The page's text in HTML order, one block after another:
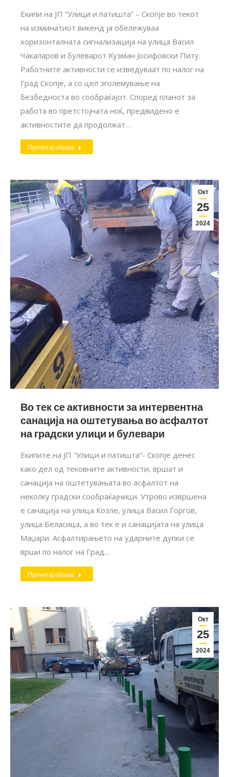
Екипи на ЈП “Улици и патишта” – Скопје во текот
на изминатиот викенд ја обележуваа
хоризонталната сигнализација на улица Васил
Чакаларов и булеварот Кузман Јосифовски Питу.
Работните активности се изведуваат по налог на
Град Скопје, а со цел зголемување на
безбедноста во сообраќајот. Според планот за
работа во претстојната ноќ, предвидено е
активностите да продолжат…
Прочитај објава
Окт
25
2024
Во тек се активности за интервентна
санација на оштетувања во асфалтот
на градски улици и булевари
Eкипите на ЈП “Улици и патишта”- Скопје денес
како дел од тековните активности, вршат и
санација на оштетувањата во асфалтот на
неколку градски сообраќајници. Утрово извршена
е санација на улица Козле, улица Васил Ѓоргов,
улица Беласица, а во тек е и санацијата на улица
Маџари. Асфалтирањето на ударните дупки се
врши по налог на Град…
Прочитај објава
Окт
25
2024